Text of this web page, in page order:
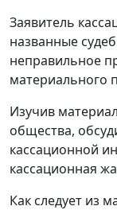
Заявитель
названные
неправильное
материального
Изучив
общества,
кассационной
кассационная
Как следует из